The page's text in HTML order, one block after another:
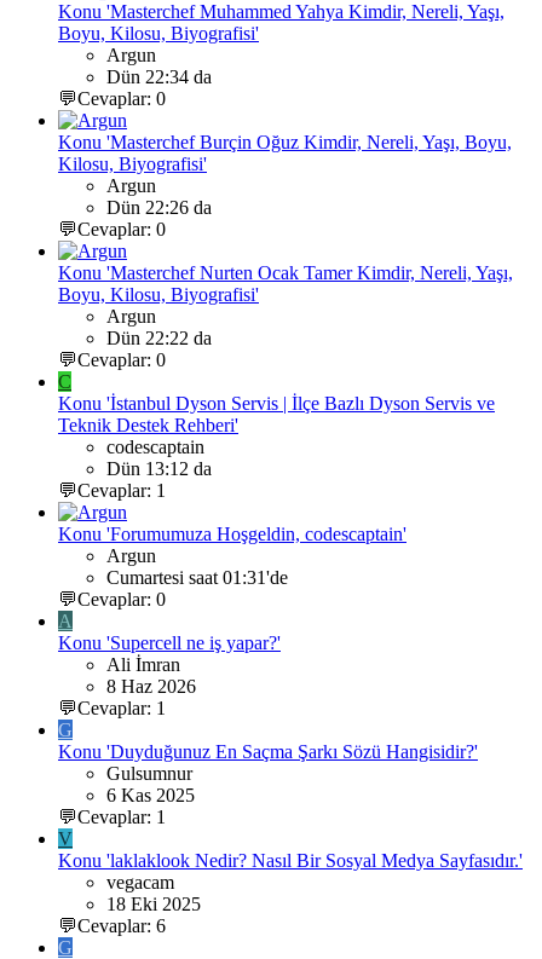
Konu 'Masterchef Muhammed Yahya Kimdir, Nereli, Yaşı,
Boyu, Kilosu, Biyografisi'
Argun
Dün 22:34 da
💬Cevaplar: 0
Konu 'Masterchef Burçin Oğuz Kimdir, Nereli, Yaşı, Boyu,
Kilosu, Biyografisi'
Argun
Dün 22:26 da
💬Cevaplar: 0
Konu 'Masterchef Nurten Ocak Tamer Kimdir, Nereli, Yaşı,
Boyu, Kilosu, Biyografisi'
Argun
Dün 22:22 da
💬Cevaplar: 0
C
Konu 'İstanbul Dyson Servis | İlçe Bazlı Dyson Servis ve
Teknik Destek Rehberi'
codescaptain
Dün 13:12 da
💬Cevaplar: 1
Konu 'Forumumuza Hoşgeldin, codescaptain'
Argun
Cumartesi saat 01:31'de
💬Cevaplar: 0
A
Konu 'Supercell ne iş yapar?'
Ali İmran
8 Haz 2026
💬Cevaplar: 1
G
Konu 'Duyduğunuz En Saçma Şarkı Sözü Hangisidir?'
Gulsumnur
6 Kas 2025
💬Cevaplar: 1
V
Konu 'laklaklook Nedir? Nasıl Bir Sosyal Medya Sayfasıdır.'
vegacam
18 Eki 2025
💬Cevaplar: 6
G